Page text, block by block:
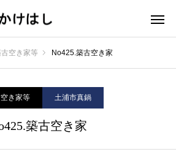
空き家等 No425.築古空き家
き家等 土浦市真鍋
築古空き家